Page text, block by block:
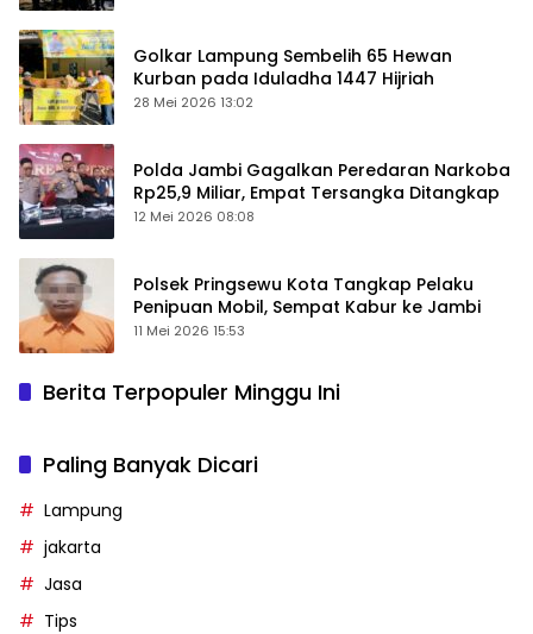
Golkar Lampung Sembelih 65 Hewan
Kurban pada Iduladha 1447 Hijriah
28 Mei 2026 13:02
Polda Jambi Gagalkan Peredaran Narkoba
Rp25,9 Miliar, Empat Tersangka Ditangkap
12 Mei 2026 08:08
Polsek Pringsewu Kota Tangkap Pelaku
Penipuan Mobil, Sempat Kabur ke Jambi
11 Mei 2026 15:53
Berita Terpopuler Minggu Ini
Paling Banyak Dicari
Lampung
jakarta
Jasa
Tips